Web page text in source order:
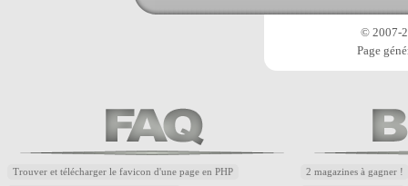
© 2007-
Page
Trouver et télécharger le favicon d'une page en PHP 2 magazines à gagner !